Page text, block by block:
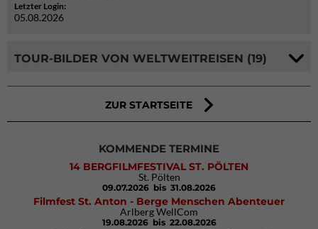
Letzter Login:
05.08.2026
TOUR-BILDER VON WELTWEITREISEN (19)
ZUR STARTSEITE
KOMMENDE TERMINE
14 BERGFILMFESTIVAL ST. PÖLTEN
St. Pölten
09.07.2026 bis 31.08.2026
Filmfest St. Anton - Berge Menschen Abenteuer
Arlberg WellCom
19.08.2026 bis 22.08.2026